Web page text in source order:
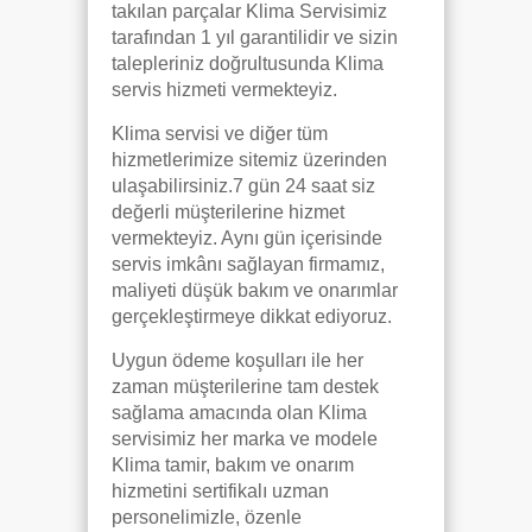
takılan parçalar Klima Servisimiz
tarafından 1 yıl garantilidir ve sizin
talepleriniz doğrultusunda Klima
servis hizmeti vermekteyiz.
Klima servisi ve diğer tüm
hizmetlerimize sitemiz üzerinden
ulaşabilirsiniz.7 gün 24 saat siz
değerli müşterilerine hizmet
vermekteyiz. Aynı gün içerisinde
servis imkânı sağlayan firmamız,
maliyeti düşük bakım ve onarımlar
gerçekleştirmeye dikkat ediyoruz.
Uygun ödeme koşulları ile her
zaman müşterilerine tam destek
sağlama amacında olan Klima
servisimiz her marka ve modele
Klima tamir, bakım ve onarım
hizmetini sertifikalı uzman
personelimizle, özenle